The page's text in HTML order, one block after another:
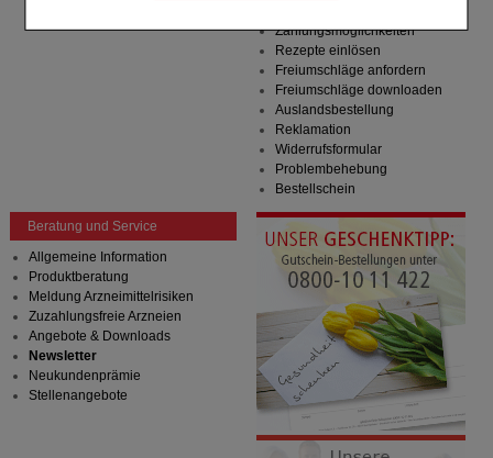
Einkaufserlebnis noch ansprechender zu gestalten,
beispielsweise für die Wiedererkennung des
Besuchers oder unsere Seite an bevorzugte
Verhaltensweisen (z.B. Spracheinstellung)
anzupassen. Komfort-Cookies ermöglichen es uns
auch auf Ihre Bedürfnisse zugeschrittene Inhalte
anzuzeigen und unser Partnerprogramm zu
Informationen über die Art und Weise der Nutzung
unserer Website sammeln, mit deren Hilfe wir unsere
Website weiter für Sie optimieren können, den Inhalt
auf unserer Website aber auch die Werbung auf
Drittseiten möglichst relevant für Sie zu gestalten.
Bitte beachten Sie, dass Daten hierfür teilweise an
Dritte wie z.B. Google oder soziale Medien
übertragen werden.
Zahlungsmöglichkeiten
Rezepte einlösen
Freiumschläge anfordern
Freiumschläge downloaden
Auslandsbestellung
Reklamation
Widerrufsformular
Problembehebung
Bestellschein
Beratung und Service
Allgemeine Information
Produktberatung
Meldung Arzneimittelrisiken
Zuzahlungsfreie Arzneien
Angebote & Downloads
Newsletter
Neukundenprämie
Stellenangebote